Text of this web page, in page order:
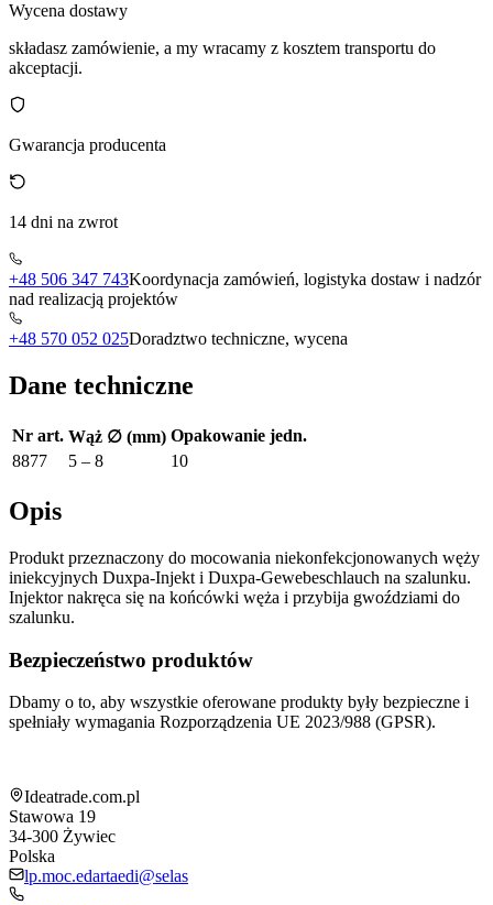
Wycena dostawy
składasz zamówienie, a my wracamy z kosztem transportu do
akceptacji.
Gwarancja producenta
14 dni na zwrot
+48 506 347 743Koordynacja zamówień, logistyka dostaw i nadzór
nad realizacją projektów
+48 570 052 025Doradztwo techniczne, wycena
Dane techniczne
Nr art. Wąż ∅ (mm) Opakowanie jedn.
8877
5 – 8 10
Opis
Produkt przeznaczony do mocowania niekonfekcjonowanych węży
iniekcyjnych Duxpa-Injekt i Duxpa-Gewebeschlauch na szalunku.
Injektor nakręca się na końcówki węża i przybija gwoździami do
szalunku.
Bezpieczeństwo produktów
Dbamy o to, aby wszystkie oferowane produkty były bezpieczne i
spełniały wymagania Rozporządzenia UE 2023/988 (GPSR).
Ideatrade.com.pl
Stawowa 19
34-300 Żywiec
Polska
lp.moc.edartaedi@selas